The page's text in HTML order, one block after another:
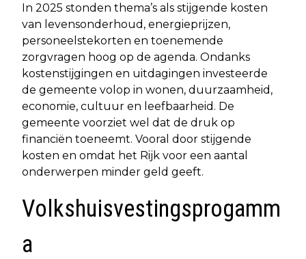
In 2025 stonden thema’s als stijgende kosten
van levensonderhoud, energieprijzen,
personeelstekorten en toenemende
zorgvragen hoog op de agenda. Ondanks
kostenstijgingen en uitdagingen investeerde
de gemeente volop in wonen, duurzaamheid,
economie, cultuur en leefbaarheid. De
gemeente voorziet wel dat de druk op
financiën toeneemt. Vooral door stijgende
kosten en omdat het Rijk voor een aantal
onderwerpen minder geld geeft.
Volkshuisvestingsprogamm
a